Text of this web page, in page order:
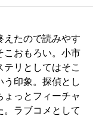
えたので読みやす
こおもろい。小市
リとしてはそこ
う印象。探偵とし
ょっとフィーチャ
。ラブコメとして